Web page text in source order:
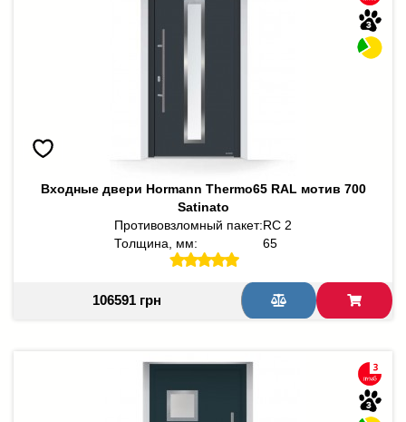
Входные двери Hormann Thermo65 RAL мотив 700
Satinato
Противовзломный пакет:RC 2
Толщина, мм:
65
106591 грн